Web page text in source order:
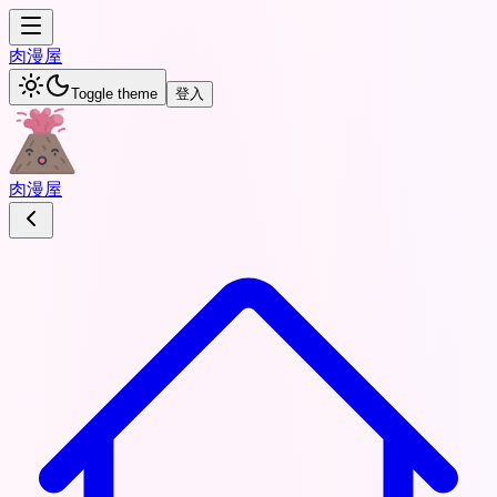
肉漫屋
Toggle theme 登入
肉漫屋